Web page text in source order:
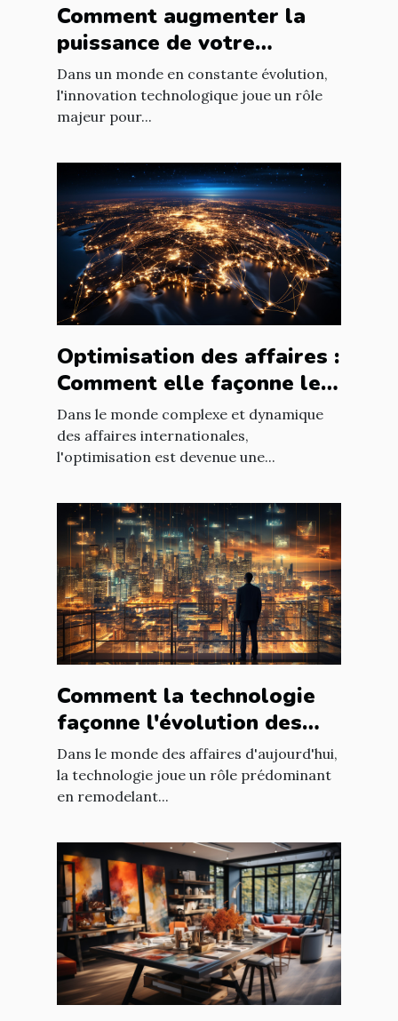
Comment augmenter la
puissance de votre
entreprise grâce aux
nouvelles technologies
Dans un monde en constante évolution,
l'innovation technologique joue un rôle
majeur pour...
Optimisation des affaires :
Comment elle façonne le
paysage économique
international
Dans le monde complexe et dynamique
des affaires internationales,
l'optimisation est devenue une...
Comment la technologie
façonne l'évolution des
entreprises
Dans le monde des affaires d'aujourd'hui,
la technologie joue un rôle prédominant
en remodelant...